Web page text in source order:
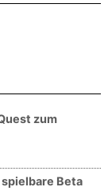
zum
Beta